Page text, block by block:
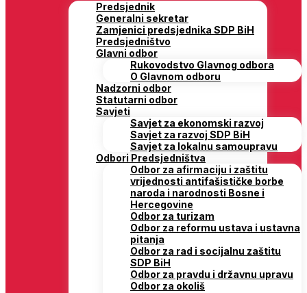
Predsjednik
Generalni sekretar
Zamjenici predsjednika SDP BiH
Predsjedništvo
Glavni odbor
Rukovodstvo Glavnog odbora
O Glavnom odboru
Nadzorni odbor
Statutarni odbor
Savjeti
Savjet za ekonomski razvoj
Savjet za razvoj SDP BiH
Savjet za lokalnu samoupravu
Odbori Predsjedništva
Odbor za afirmaciju i zaštitu
vrijednosti antifašističke borbe
naroda i narodnosti Bosne i
Hercegovine
Odbor za turizam
Odbor za reformu ustava i ustavna
pitanja
Odbor za rad i socijalnu zaštitu
SDP BiH
Odbor za pravdu i državnu upravu
Odbor za okoliš